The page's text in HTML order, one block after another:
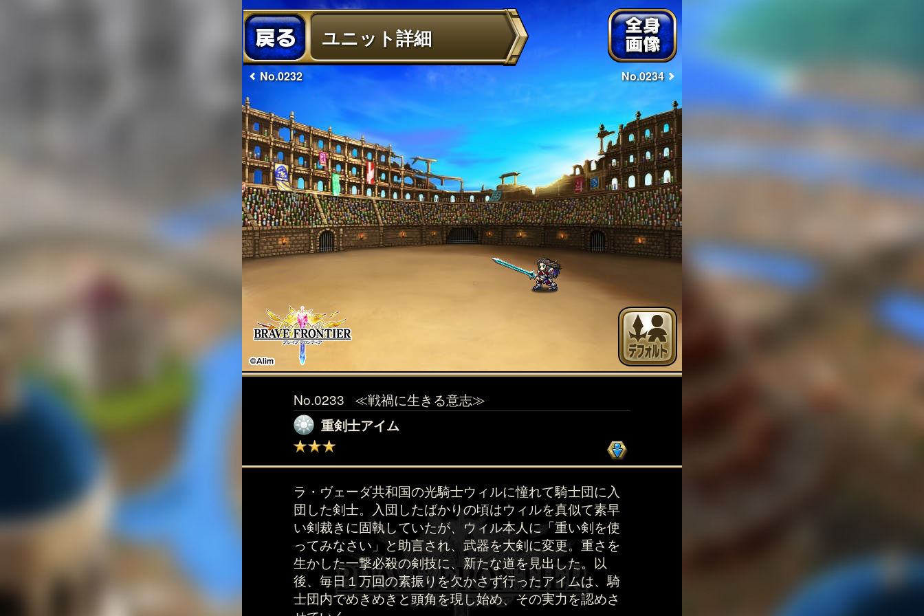
ユニット詳細
No.0232 No.0234
No.0233 ≪戦禍に生きる意志≫
重剣士アイム
ラ・ヴェーダ共和国の光騎士ウィルに憧れて騎士団に入
団した剣士。入団したばかりの頃はウィルを真似て素早
い剣裁きに固執していたが、ウィル本人に「重い剣を使
ってみなさい」と助言され、武器を大剣に変更。重さを
生かした一撃必殺の剣技に、新たな道を見出した。以
後、毎日１万回の素振りを欠かさず行ったアイムは、騎
士団内でめきめきと頭角を現し始め、その実力を認めさ